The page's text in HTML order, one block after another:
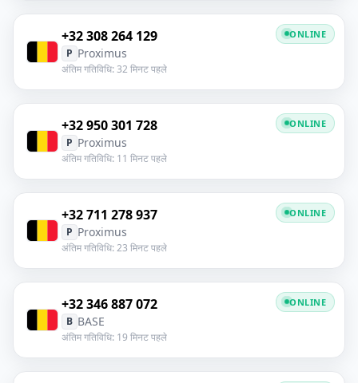
+32 308 264 129
P Proximus
अंतिम गतिविधि: 32 मिनट पहले
ONLINE
+32 950 301 728
P Proximus
अंतिम गतिविधि: 11 मिनट पहले
ONLINE
+32 711 278 937
P Proximus
अंतिम गतिविधि: 23 मिनट पहले
ONLINE
+32 346 887 072
B BASE
अंतिम गतिविधि: 19 मिनट पहले
ONLINE